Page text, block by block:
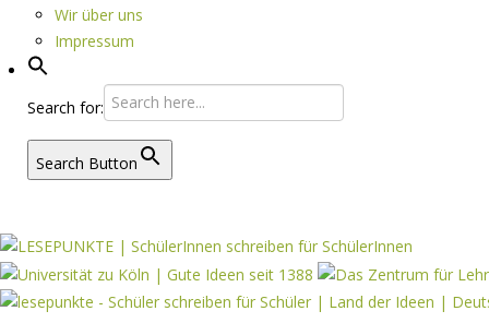
Wir über uns
Impressum
Search for:
Search Button